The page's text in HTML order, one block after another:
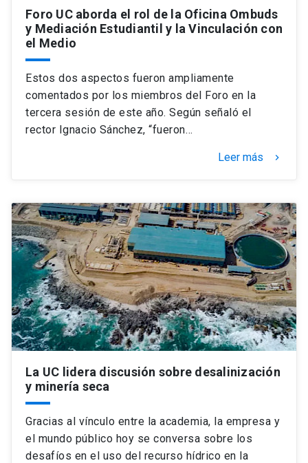
Personal
Alumni
Padres y familia
Vecinos launch
Mi Cuenta UC launch
Correo UC launch
Mi Portal UC launch
Medios Biblioteca launch
Foro UC aborda el rol de la Oficina Ombuds
y Mediación Estudiantil y la Vinculación con
el Medio
Estos dos aspectos fueron ampliamente
comentados por los miembros del Foro en la
tercera sesión de este año. Según señaló el
rector Ignacio Sánchez, “fueron…
Leer más keyboard_arrow_right
La UC lidera discusión sobre desalinización
y minería seca
Gracias al vínculo entre la academia, la empresa y
el mundo público hoy se conversa sobre los
desafíos en el uso del recurso hídrico en la